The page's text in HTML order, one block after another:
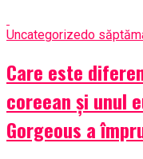
Uncategorizedo
Care este
coreean și unul
Gorgeous a